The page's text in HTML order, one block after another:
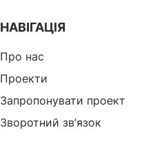
НАВІГАЦІЯ
Про нас
Проекти
Запропонувати проект
Зворотний зв’язок